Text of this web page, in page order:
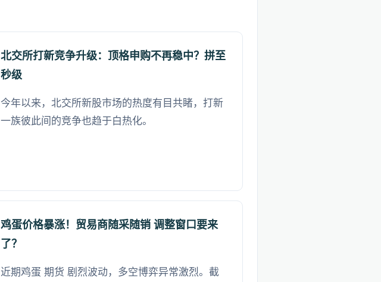
北交所打新竞争升级：顶格申购不再稳中？拼至
秒级
今年以来，北交所新股市场的热度有目共睹，打新
一族彼此间的竞争也趋于白热化。
鸡蛋价格暴涨！贸易商随采随销 调整窗口要来
了？
近期鸡蛋 期货 剧烈波动，多空博弈异常激烈。截